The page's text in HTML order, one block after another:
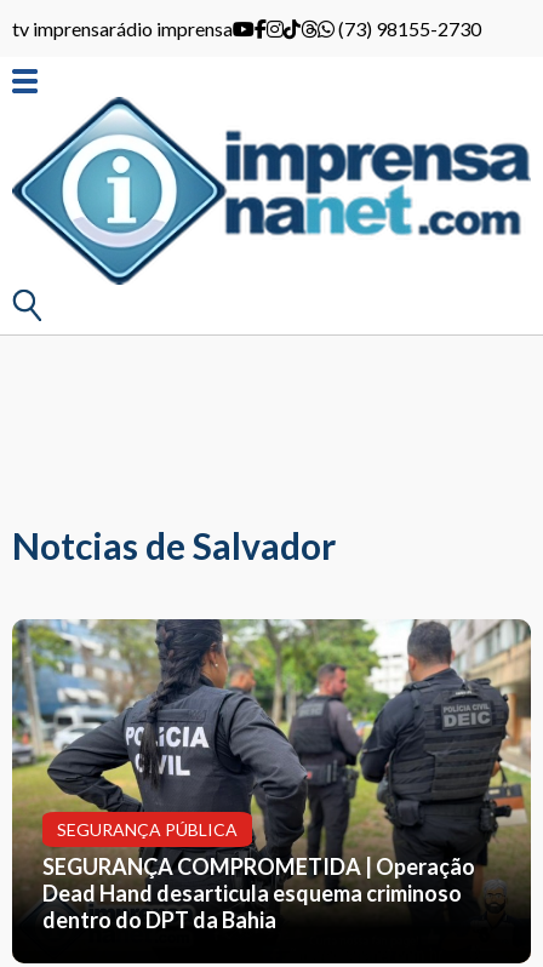
tv imprensarádio imprensa (73) 98155-2730
Notcias de Salvador
SEGURANÇA PÚBLICA
SEGURANÇA COMPROMETIDA | Operação
Dead Hand desarticula esquema criminoso
dentro do DPT da Bahia